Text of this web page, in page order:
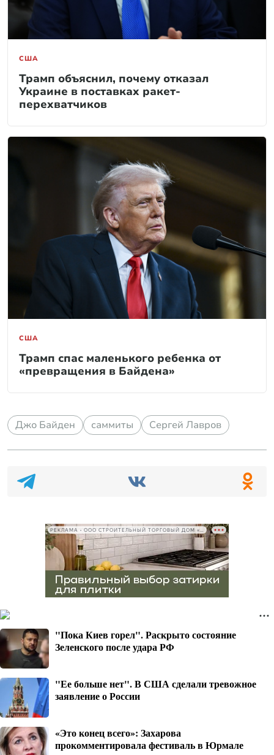
США
Трамп объяснил, почему отказал
Украине в поставках ракет-
перехватчиков
США
Трамп спас маленького ребенка от
«превращения в Байдена»
Джо Байден саммиты Сергей Лавров
РЕКЛАМА • ООО СТРОИТЕЛЬНЫЙ ТОРГОВЫЙ ДОМ «ПЕТРОВИЧ», ИНН 7802348846
"Пока Киев горел". Раскрыто состояние
Зеленского после удара РФ
"Ее больше нет". В США сделали тревожное
заявление о России
«Это конец всего»: Захарова
прокомментировала фестиваль в Юрмале